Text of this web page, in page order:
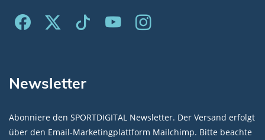
Newsletter
Abonniere den SPORTDIGITAL Newsletter. Der Versand erfolgt
über den Email-Marketingplattform Mailchimp. Bitte beachte